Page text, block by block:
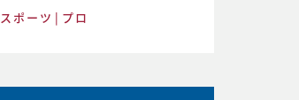
スポーツ プロ